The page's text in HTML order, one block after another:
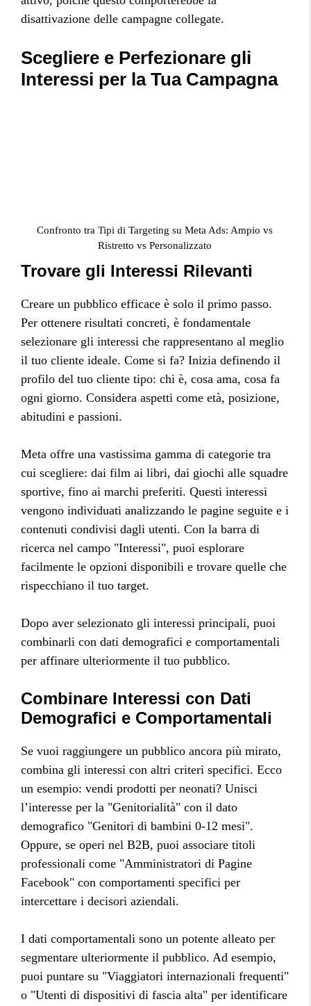
disattivazione delle campagne collegate.
Scegliere e Perfezionare gli
Interessi per la Tua Campagna
Confronto tra Tipi di Targeting su Meta Ads: Ampio vs
Ristretto vs Personalizzato
Trovare gli Interessi Rilevanti
Creare un pubblico efficace è solo il primo passo.
Per ottenere risultati concreti, è fondamentale
selezionare gli interessi che rappresentano al meglio
il tuo cliente ideale. Come si fa? Inizia definendo il
profilo del tuo cliente tipo: chi è, cosa ama, cosa fa
ogni giorno. Considera aspetti come età, posizione,
abitudini e passioni.
Meta offre una vastissima gamma di categorie tra
cui scegliere: dai film ai libri, dai giochi alle squadre
sportive, fino ai marchi preferiti. Questi interessi
vengono individuati analizzando le pagine seguite e i
contenuti condivisi dagli utenti. Con la barra di
ricerca nel campo "Interessi", puoi esplorare
facilmente le opzioni disponibili e trovare quelle che
rispecchiano il tuo target.
Dopo aver selezionato gli interessi principali, puoi
combinarli con dati demografici e comportamentali
per affinare ulteriormente il tuo pubblico.
Combinare Interessi con Dati
Demografici e Comportamentali
Se vuoi raggiungere un pubblico ancora più mirato,
combina gli interessi con altri criteri specifici. Ecco
un esempio: vendi prodotti per neonati? Unisci
l’interesse per la "Genitorialità" con il dato
demografico "Genitori di bambini 0-12 mesi".
Oppure, se operi nel B2B, puoi associare titoli
professionali come "Amministratori di Pagine
Facebook" con comportamenti specifici per
intercettare i decisori aziendali.
I dati comportamentali sono un potente alleato per
segmentare ulteriormente il pubblico. Ad esempio,
puoi puntare su "Viaggiatori internazionali frequenti"
o "Utenti di dispositivi di fascia alta" per identificare